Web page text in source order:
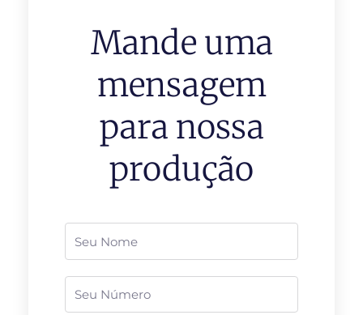
Mande uma
mensagem
para nossa
produção